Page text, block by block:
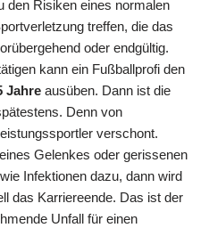
den Risiken eines normalen
treffen, die das
oder endgültig.
kann ein Fußballprofi den
Jahre ausüben. Dann ist die
Denn von
verschont.
Gelenkes oder gerissenen
Infektionen dazu, dann wird
das Karriereende. Das ist der
Unfall für einen